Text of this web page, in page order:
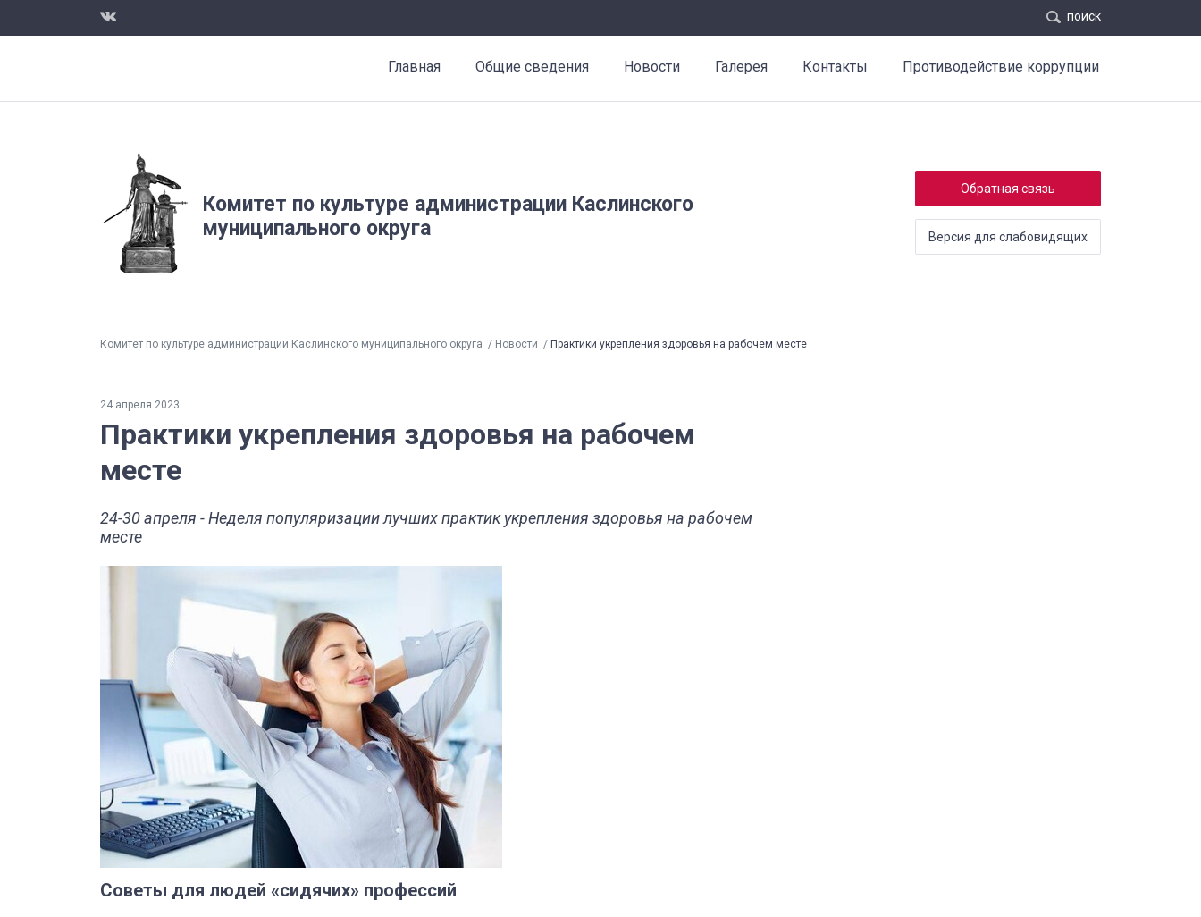
поиск
Главная Общие сведения Новости Галерея Контакты Противодействие коррупции
Комитет по культуре администрации Каслинского
муниципального округа
Обратная связь
Версия для слабовидящих
Комитет по культуре администрации Каслинского муниципального округа Новости Практики укрепления здоровья на рабочем месте
24 апреля 2023
Практики укрепления здоровья на рабочем
месте
24-30 апреля - Неделя популяризации лучших практик укрепления здоровья на рабочем
месте
Советы для людей «сидячих» профессий